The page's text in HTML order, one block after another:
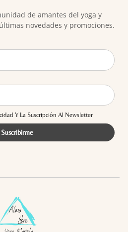
de amantes del yoga y
novedades y promociones.
Y La Suscripción Al Newsletter